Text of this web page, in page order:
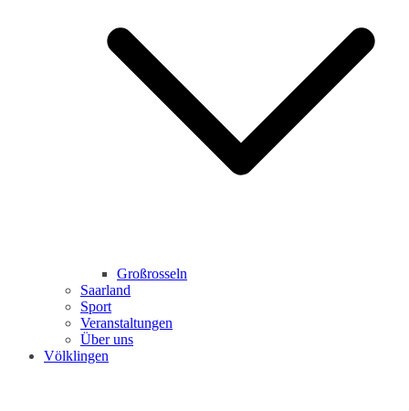
Großrosseln
Saarland
Sport
Veranstaltungen
Über uns
Völklingen